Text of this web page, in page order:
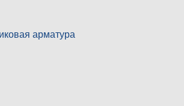
арматура